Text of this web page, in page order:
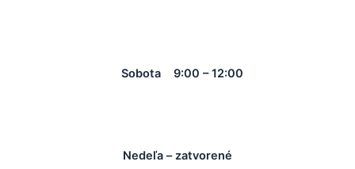
Sobota 9:00 – 12:00
Nedeľa – zatvorené